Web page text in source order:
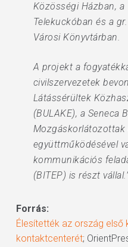
Közösségi Házban,
Telekuckóban és a
Városi Könyvtárban.
A projekt a
civilszervezetek
Látássérültek
(BULAKE), a Seneca
Mozgáskorlátozottak
együttműködésével
kommunikációs
(BITEP) is részt
Forrás:
Élesítették az ország
kontaktcenterét;